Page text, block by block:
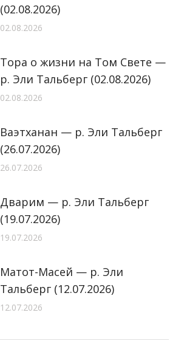
(02.08.2026)
02.08.2026
Тора о жизни на Том Свете —
р. Эли Тальберг (02.08.2026)
02.08.2026
Ваэтханан — р. Эли Тальберг
(26.07.2026)
26.07.2026
Дварим — р. Эли Тальберг
(19.07.2026)
19.07.2026
Матот-Масей — р. Эли
Тальберг (12.07.2026)
12.07.2026